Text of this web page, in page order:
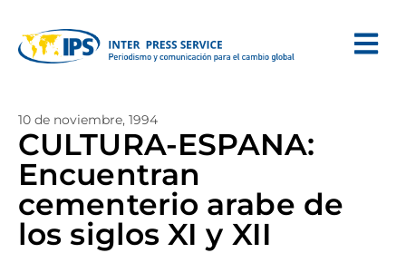
10 de noviembre, 1994
CULTURA-ESPANA:
Encuentran
cementerio arabe de
los siglos XI y XII